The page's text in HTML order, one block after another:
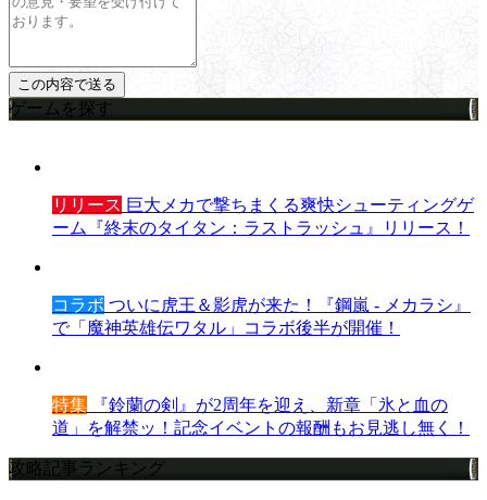
ゲームを探す
リリース 巨大メカで撃ちまくる爽快シューティングゲ
ーム『終末のタイタン：ラストラッシュ』リリース！
コラボ ついに虎王＆影虎が来た！『鋼嵐 - メカラシ』
で「魔神英雄伝ワタル」コラボ後半が開催！
特集 『鈴蘭の剣』が2周年を迎え、新章「氷と血の
道」を解禁ッ！記念イベントの報酬もお見逃し無く！
攻略記事ランキング